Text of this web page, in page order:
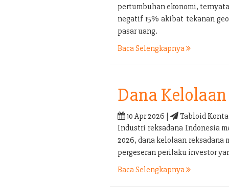
pertumbuhan ekonomi,
negatif 15% akibat tekanan
pasar uang.
Baca Selengkapnya
Dana
10 Apr 2026 |
Tabloid
Industri reksadana Indonesia
2026, dana kelolaan
pergeseran perilaku investor
Baca Selengkapnya